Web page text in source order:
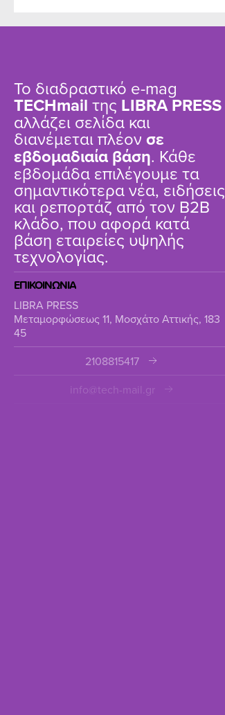
Το διαδραστικό e-mag
TΕCHmail της LIBRA PRESS
αλλάζει σελίδα και
διανέμεται πλέον σε
εβδομαδιαία βάση. Κάθε
εβδομάδα επιλέγουμε τα
σημαντικότερα νέα, ειδήσεις
και ρεπορτάζ από τον B2B
κλάδο, που αφορά κατά
βάση εταιρείες υψηλής
τεχνολογίας.
ΕΠΙΚΟΙΝΩΝΙΑ
LIBRA PRESS
Μεταμορφώσεως 11, Μοσχάτο Αττικής, 183
45
2108815417
info@tech-mail.gr